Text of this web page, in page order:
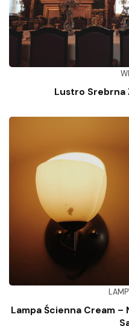
Lustro Srebrna
Lampa Ścienna Cream